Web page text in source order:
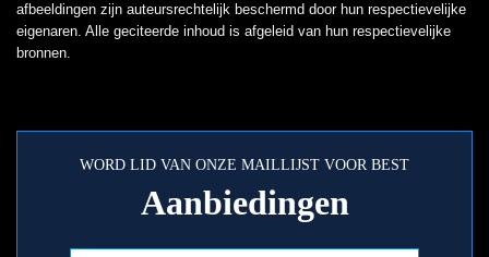
afbeeldingen zijn auteursrechtelijk beschermd door hun respectievelijke
eigenaren. Alle geciteerde inhoud is afgeleid van hun respectievelijke
bronnen.
WORD LID VAN ONZE MAILLIJST VOOR BEST
Aanbiedingen